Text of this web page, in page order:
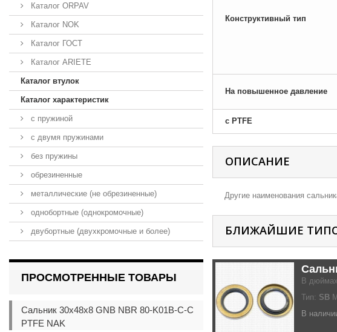
Каталог ORPAV
Каталог NOK
Каталог ГОСТ
Каталог ARIETE
Каталог втулок
Каталог характеристик
с пружиной
с двумя пружинами
без пружины
обрезиненные
металлические (не обрезиненные)
однобортные (однокромочные)
двубортные (двухкромочные и более)
ПРОСМОТРЕННЫЕ ТОВАРЫ
Сальник 30x48x8 GNB NBR 80-K01B-C-C
PTFE NAK
Конструктивный тип
На повышенное давление
с PTFE
ОПИСАНИЕ
Другие наименования
БЛИЖАЙШИЕ
В
Тип: SB
В